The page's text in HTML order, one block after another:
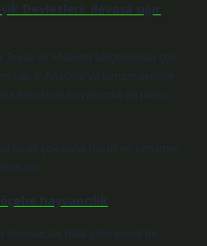
Devletleri: devasa sığır
Texas ve Midwest bölgelerinde çok
var. İç Anadolu’ya benzer şekilde
büyükbaş hayvancılık ön plana
ölçek çok daha büyük ve tamamen
var.
hayvancılık
hayvancılık hâlâ geleneksel bir